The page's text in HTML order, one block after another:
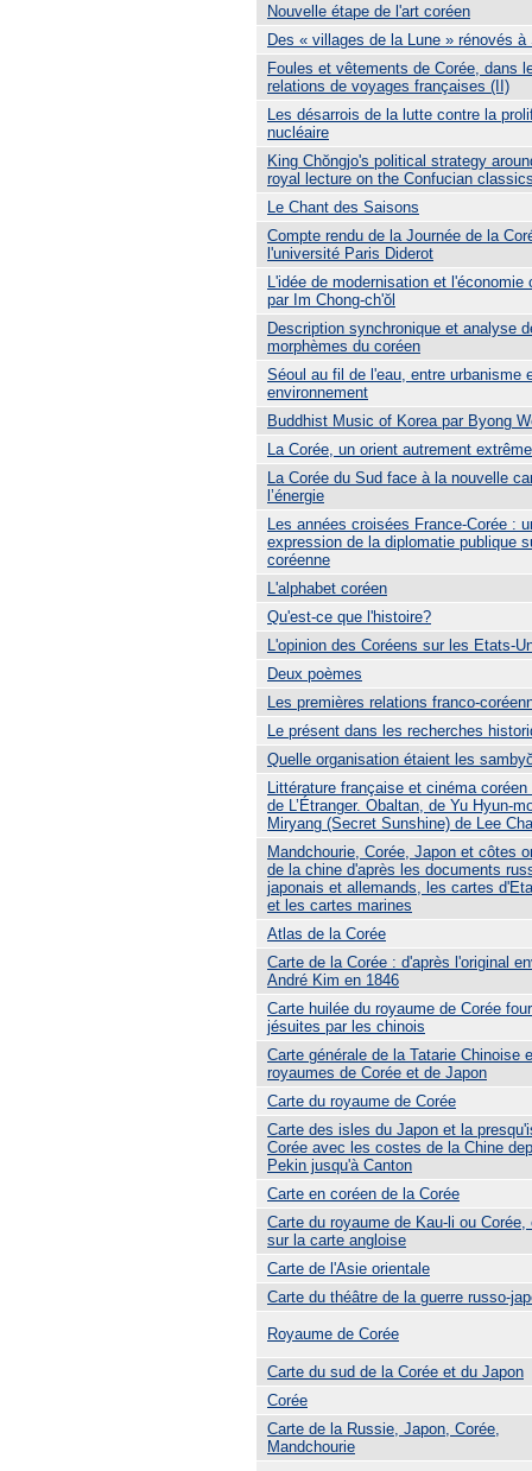
Nouvelle étape de l'art coréen
Des « villages de la Lune » rénovés à
Foules et vêtements de Corée, dans
relations de voyages françaises (II)
Les désarrois de la lutte contre la
nucléaire
King Chŏngjo's political strategy
royal lecture on the Confucian
Le Chant des Saisons
Compte rendu de la Journée de la
l'université Paris Diderot
L'idée de modernisation et l'économie
par Im Chong-ch'ŏl
Description synchronique et analyse
morphèmes du coréen
Séoul au fil de l'eau, entre urbanisme
environnement
Buddhist Music of Korea par Byong
La Corée, un orient autrement extrême
La Corée du Sud face à la nouvelle
l’énergie
Les années croisées France-Corée :
expression de la diplomatie publique
coréenne
L'alphabet coréen
Qu'est-ce que l'histoire?
L'opinion des Coréens sur les Etats-
Deux poèmes
Les premières relations franco-
Le présent dans les recherches
Quelle organisation étaient les
Littérature française et cinéma
de L’Étranger. Obaltan, de Yu Hyun-
Miryang (Secret Sunshine) de Lee
Mandchourie, Corée, Japon et côtes
de la chine d'après les documents
japonais et allemands, les cartes
et les cartes marines
Atlas de la Corée
Carte de la Corée : d'après l'original
André Kim en 1846
Carte huilée du royaume de Corée
jésuites par les chinois
Carte générale de la Tatarie Chinoise
royaumes de Corée et de Japon
Carte du royaume de Corée
Carte des isles du Japon et la
Corée avec les costes de la Chine
Pekin jusqu'à Canton
Carte en coréen de la Corée
Carte du royaume de Kau-li ou Corée,
sur la carte angloise
Carte de l'Asie orientale
Carte du théâtre de la guerre russo-
Royaume de Corée
Carte du sud de la Corée et du Japon
Corée
Carte de la Russie, Japon, Corée,
Mandchourie